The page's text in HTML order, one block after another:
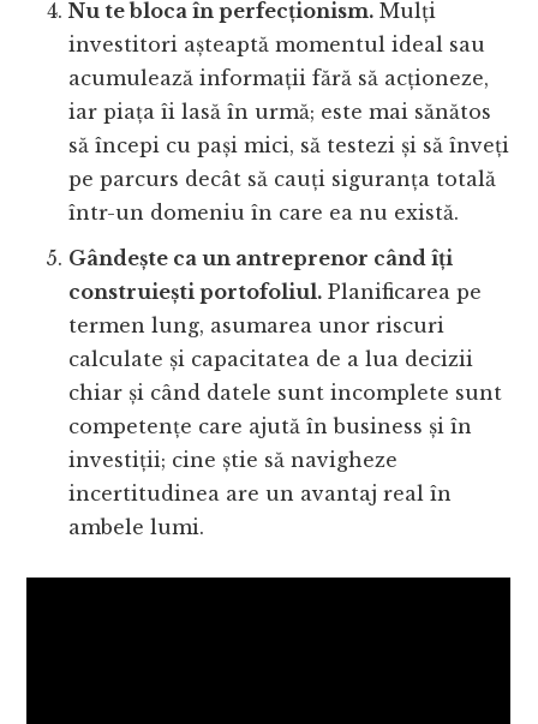
Nu te bloca în perfecționism. Mulți
investitori așteaptă momentul ideal sau
acumulează informații fără să acționeze,
iar piața îi lasă în urmă; este mai sănătos
să începi cu pași mici, să testezi și să înveți
pe parcurs decât să cauți siguranța totală
într-un domeniu în care ea nu există.
Gândește ca un antreprenor când îți
construiești portofoliul. Planificarea pe
termen lung, asumarea unor riscuri
calculate și capacitatea de a lua decizii
chiar și când datele sunt incomplete sunt
competențe care ajută în business și în
investiții; cine știe să navigheze
incertitudinea are un avantaj real în
ambele lumi.